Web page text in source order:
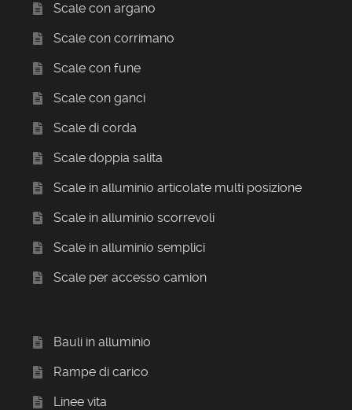
Scale con argano
Scale con corrimano
Scale con fune
Scale con ganci
Scale di corda
Scale doppia salita
Scale in alluminio articolate multi posizione
Scale in alluminio scorrevoli
Scale in alluminio semplici
Scale per accesso camion
Bauli in alluminio
Rampe di carico
Linee vita